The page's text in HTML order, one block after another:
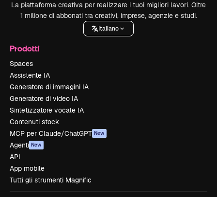
La piattaforma creativa per realizzare i tuoi migliori lavori. Oltre
1 milione di abbonati tra creativi, imprese, agenzie e studi.
Italiano
Prodotti
Spaces
Assistente IA
Generatore di immagini IA
Generatore di video IA
Sintetizzatore vocale IA
Contenuti stock
MCP per Claude/ChatGPT New
Agenti New
API
App mobile
Tutti gli strumenti Magnific